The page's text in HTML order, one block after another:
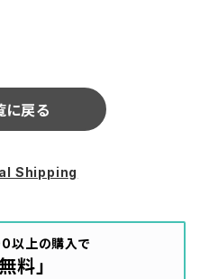
に戻る
Shipping
以上の購入で
料」